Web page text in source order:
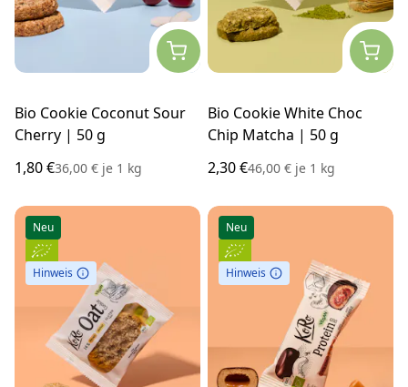
Bio Cookie Coconut Sour
Cherry | 50 g
1,80 €36,00 € je 1 kg
Bio Cookie White Choc
Chip Matcha | 50 g
2,30 €46,00 € je 1 kg
Neu
Hinweis
Neu
Hinweis